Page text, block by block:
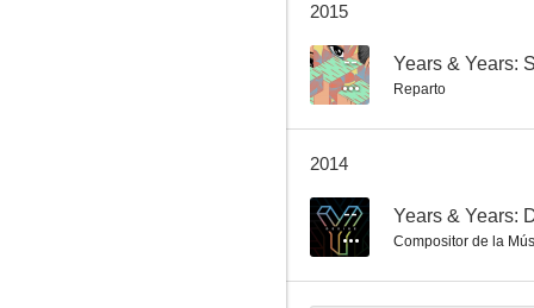
2015
-- Years & Years:
Reparto
2014
-- Years & Years:
Compositor de la